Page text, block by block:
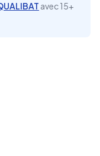
avec 15+